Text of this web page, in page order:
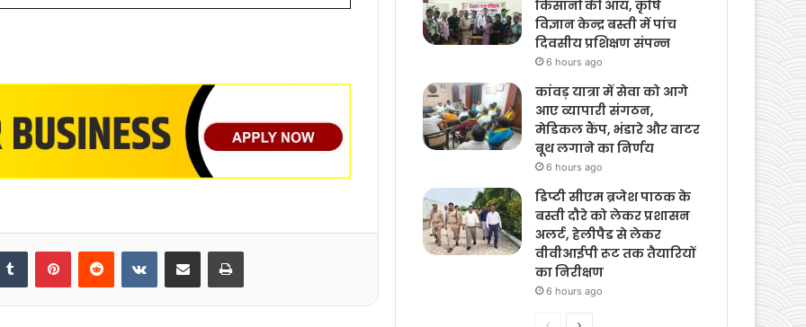
Tumblr PinterestReddit VKontakteShare via Email Print
संरक्षित खेती से बढ़ेगी
किसानों की आय, कृषि
विज्ञान केन्द्र बस्ती में पांच
दिवसीय प्रशिक्षण संपन्न
6 hours ago
कांवड़ यात्रा में सेवा को आगे
आए व्यापारी संगठन,
मेडिकल कैंप, भंडारे और वाटर
बूथ लगाने का निर्णय
6 hours ago
डिप्टी सीएम ब्रजेश पाठक के
बस्ती दौरे को लेकर प्रशासन
अलर्ट, हेलीपैड से लेकर
वीवीआईपी रूट तक तैयारियों
का निरीक्षण
6 hours ago